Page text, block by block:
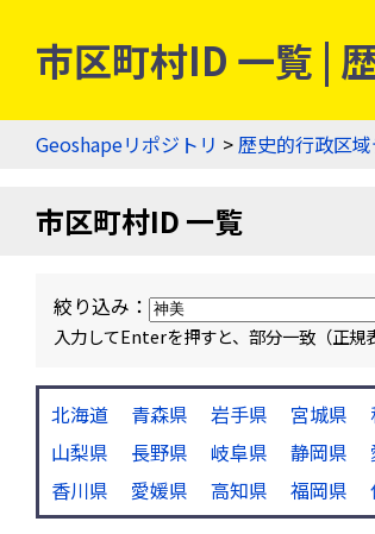
市区町村ID 一覧 |
Geoshapeリポジトリ >歴史的行政区
市区町村ID 一覧
絞り込み：
入力してEnterを押すと、部分一致（正規
北海道 青森県 岩手県 宮城県
山梨県
長野県 岐阜県 静岡県
香川県
愛媛県 高知県 福岡県